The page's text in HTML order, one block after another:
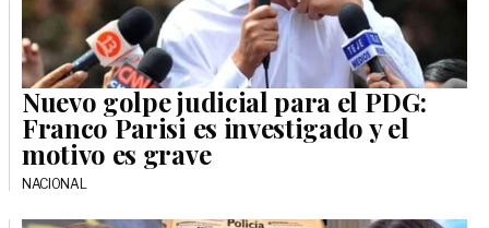
Nuevo golpe judicial para el PDG:
Franco Parisi es investigado y el
motivo es grave
NACIONAL